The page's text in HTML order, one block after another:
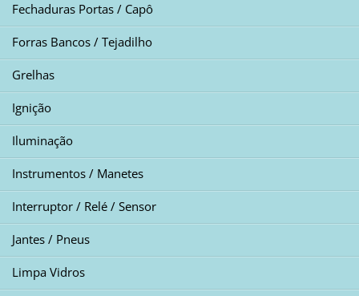
Fechaduras Portas / Capô
Forras Bancos / Tejadilho
Grelhas
Ignição
Iluminação
Instrumentos / Manetes
Interruptor / Relé / Sensor
Jantes / Pneus
Limpa Vidros